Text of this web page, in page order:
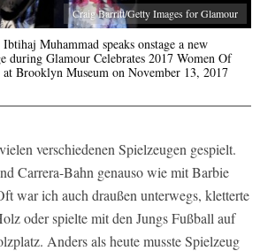
Craig Barritt/Getty Images for Glamour
Muhammad speaks onstage a new
during Glamour Celebrates 2017 Women Of
Brooklyn Museum on November 13, 2017
verschiedenen Spielzeugen gespielt.
Carrera-Bahn genauso wie mit Barbie
war ich auch draußen unterwegs, kletterte
oder spielte mit den Jungs Fußball auf
Anders als heute musste Spielzeug